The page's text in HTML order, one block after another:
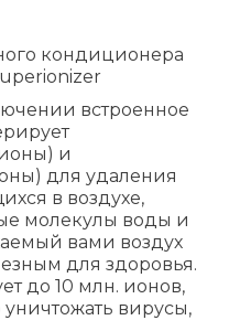
кондиционера
встроенное
и
для удаления
в воздухе,
молекулы воды и
вами воздух
для здоровья.
до 10 млн. ионов,
вирусы,